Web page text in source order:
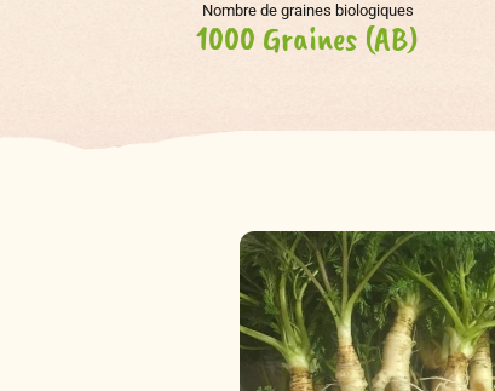
Nombre de graines biologiques
1000 Graines (AB)